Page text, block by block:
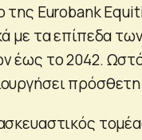
της Eurobank
με τα επίπεδα
έως το 2042.